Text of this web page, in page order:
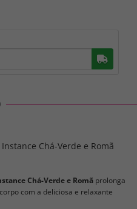
Chá-Verde e Romã
Chá-Verde e Romã prolonga
com a deliciosa e relaxante